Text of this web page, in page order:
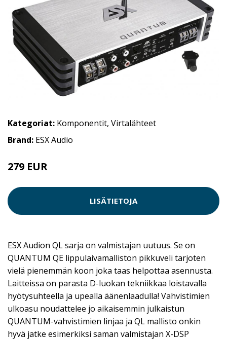
Kategoriat: Komponentit, Virtalähteet
Brand: ESX Audio
279 EUR
LISÄTIETOJA
ESX Audion QL sarja on valmistajan uutuus. Se on
QUANTUM QE lippulaivamalliston pikkuveli tarjoten
vielä pienemmän koon joka taas helpottaa asennusta.
Laitteissa on parasta D-luokan tekniikkaa loistavalla
hyötysuhteella ja upealla äänenlaadulla! Vahvistimien
ulkoasu noudattelee jo aikaisemmin julkaistun
QUANTUM-vahvistimien linjaa ja QL mallisto onkin
hyvä jatke esimerkiksi saman valmistajan X-DSP